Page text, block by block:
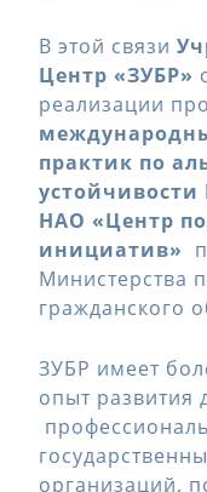
В этой связи
Центр «ЗУБР»
реализации
практик по
НАО «Центр
инициатив»
Министерства
гражданского
ЗУБР имеет
опыт развития
организаций,